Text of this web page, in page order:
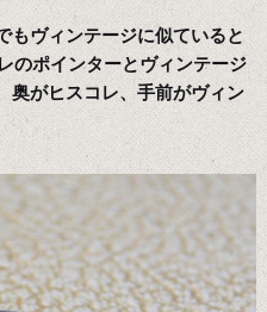
もヴィンテージに似ていると
のポインターとヴィンテージ
奥がヒスコレ、手前がヴィン